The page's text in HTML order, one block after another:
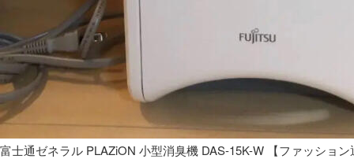
富士通ゼネラル PLAZiON 小型消臭機 DAS-15K-W 【ファッション